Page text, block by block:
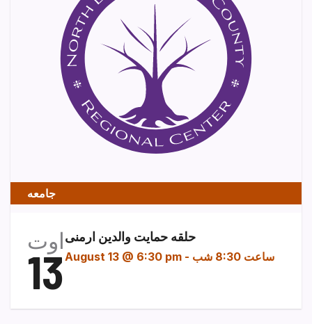
جامعه
اوت
13
حلقه حمایت والدین ارمنی
August 13 @ 6:30 pm - ساعت 8:30 شب